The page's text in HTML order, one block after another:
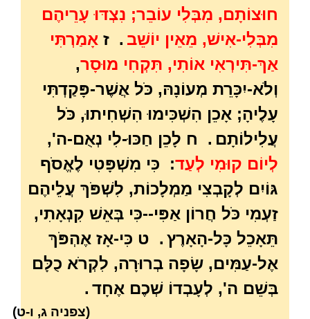
חוּצוֹתָם, מִבְּלִי עוֹבֵר; נִצְדּוּ עָרֵיהֶם
מִבְּלִי-אִישׁ, מֵאֵין יוֹשֵׁב . ז אָמַרְתִּי
אַךְ-תִּירְאִי אוֹתִי, תִּקְחִי מוּסָר,
וְלֹא-יִכָּרֵת מְעוֹנָהּ, כֹּל אֲשֶׁר-פָּקַדְתִּי
עָלֶיהָ; אָכֵן הִשְׁכִּימוּ הִשְׁחִיתוּ, כֹּל
עֲלִילוֹתָם . ח לָכֵן חַכּוּ-לִי נְאֻם-ה',
לְיוֹם קוּמִי לְעַד: כִּי מִשְׁפָּטִי לֶאֱסֹף
גּוֹיִם לְקָבְצִי מַמְלָכוֹת, לִשְׁפֹּךְ עֲלֵיהֶם
זַעְמִי כֹּל חֲרוֹן אַפִּי--כִּי בְּאֵשׁ קִנְאָתִי,
תֵּאָכֵל כָּל-הָאָרֶץ . ט כִּי-אָז אֶהְפֹּךְ
אֶל-עַמִּים, שָׂפָה בְרוּרָה, לִקְרֹא כֻלָּם
בְּשֵׁם ה', לְעָבְדוֹ שְׁכֶם אֶחָד .
(צפניה ג, ו-ט)